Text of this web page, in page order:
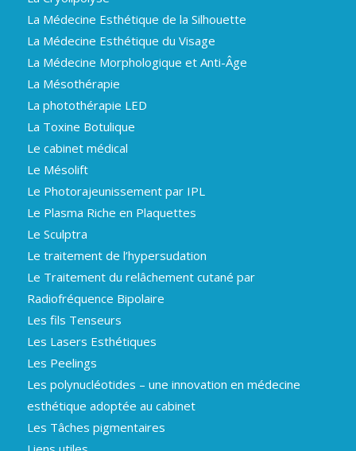
La Médecine Esthétique de la Silhouette
La Médecine Esthétique du Visage
La Médecine Morphologique et Anti-Âge
La Mésothérapie
La photothérapie LED
La Toxine Botulique
Le cabinet médical
Le Mésolift
Le Photorajeunissement par IPL
Le Plasma Riche en Plaquettes
Le Sculptra
Le traitement de l’hypersudation
Le Traitement du relâchement cutané par
Radiofréquence Bipolaire
Les fils Tenseurs
Les Lasers Esthétiques
Les Peelings
Les polynucléotides – une innovation en médecine
esthétique adoptée au cabinet
Les Tâches pigmentaires